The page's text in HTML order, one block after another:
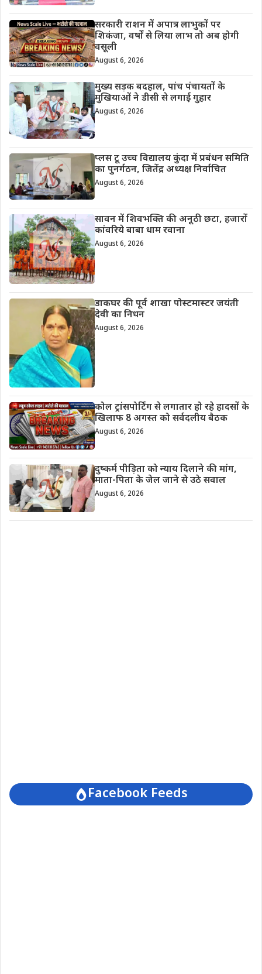
सरकारी राशन में अपात्र लाभुकों पर
शिकंजा, वर्षों से लिया लाभ तो अब होगी
वसूली
August 6, 2026
मुख्य सड़क बदहाल, पांच पंचायतों के
मुखियाओं ने डीसी से लगाई गुहार
August 6, 2026
प्लस टू उच्च विद्यालय कुंदा में प्रबंधन समिति
का पुनर्गठन, जितेंद्र अध्यक्ष निर्वाचित
August 6, 2026
सावन में शिवभक्ति की अनूठी छटा, हजारों
कांवरिये बाबा धाम रवाना
August 6, 2026
डाकघर की पूर्व शाखा पोस्टमास्टर जयंती
देवी का निधन
August 6, 2026
कोल ट्रांसपोर्टिंग से लगातार हो रहे हादसों के
खिलाफ 8 अगस्त को सर्वदलीय बैठक
August 6, 2026
दुष्कर्म पीड़िता को न्याय दिलाने की मांग,
माता-पिता के जेल जाने से उठे सवाल
August 6, 2026
Facebook Feeds